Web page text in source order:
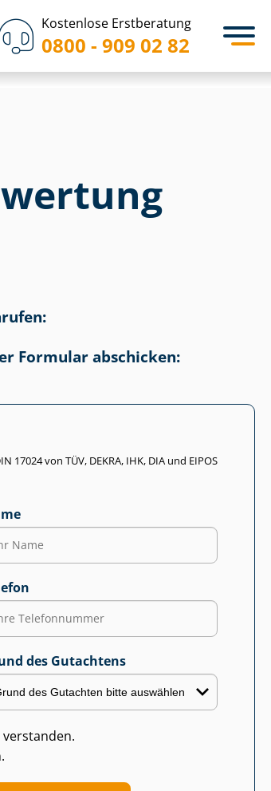
Kostenlose Erstberatung
0800 - 909 02 82
Formular abschicken:
von TÜV, DEKRA, IHK, DIA und EIPOS
des Gutachtens